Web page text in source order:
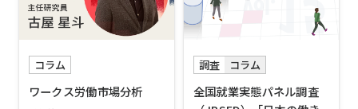
コラム
ワークス労働市場分析
調査 コラム
全国就業実態パネル調査